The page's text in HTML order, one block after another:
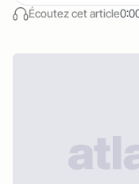
Écoutez cet article